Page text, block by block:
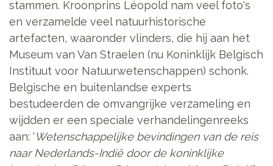
stammen. Kroonprins Léopold nam veel foto's
en verzamelde veel natuurhistorische
artefacten, waaronder vlinders, die hij aan het
Museum van Van Straelen (nu Koninklijk Belgisch
Instituut voor Natuurwetenschappen) schonk.
Belgische en buitenlandse experts
bestudeerden de omvangrijke verzameling en
wijdden er een speciale verhandelingenreeks
aan: ‘Wetenschappelijke bevindingen van de reis
naar Nederlands-Indië door de koninklijke